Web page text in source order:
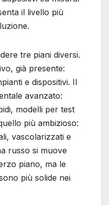
il livello più
tre piani diversi.
già presente:
e dispositivi. Il
avanzato:
modelli per test
più ambizioso:
vascolarizzati e
russo si muove
piano, ma le
più solide nei